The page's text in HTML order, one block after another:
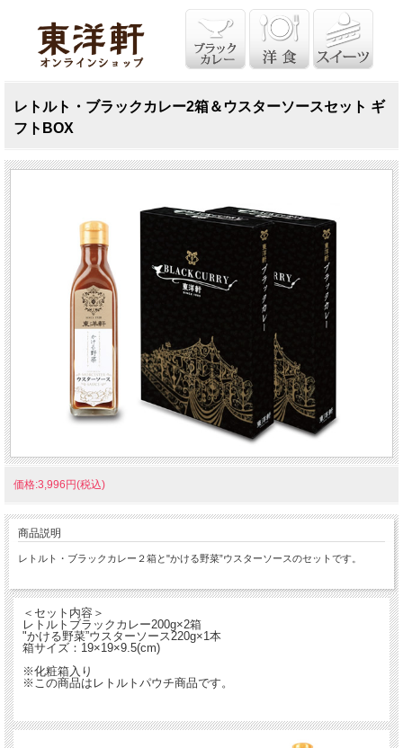
レトルト・ブラックカレー2箱＆ウスターソースセット ギ
フトBOX
価格:3,996円(税込)
商品説明
レトルト・ブラックカレー２箱と"かける野菜”ウスターソースのセットです。
＜セット内容＞
レトルトブラックカレー200g×2箱
"かける野菜”ウスターソース220g×1本
箱サイズ：19×19×9.5(cm)
※化粧箱入り
※この商品はレトルトパウチ商品です。